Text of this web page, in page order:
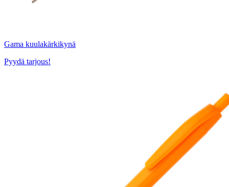
Gama kuulakärkikynä
Pyydä tarjous!